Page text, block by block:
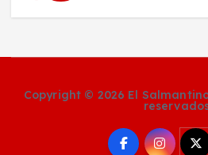
Copyright © 2026 El